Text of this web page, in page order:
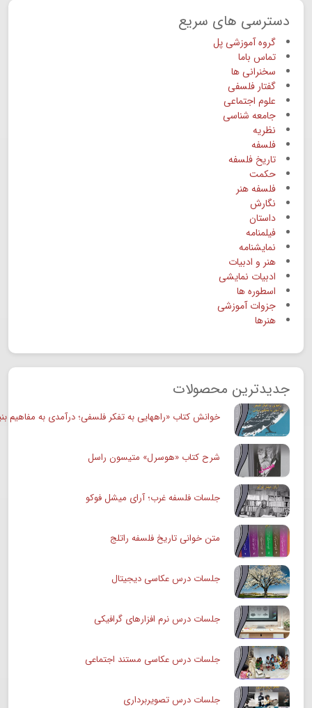
دسترسی های سریع
گروه آموزشی پل
تماس باما
سخنرانی ها
گفتار فلسفی
علوم اجتماعی
جامعه شناسی
نظریه
فلسفه
تاریخ فلسفه
حکمت
فلسفه هنر
نگارش
داستان
فیلمنامه
نمایشنامه
هنر و ادبیات
ادبیات نمایشی
اسطوره ها
جزوات آموزشی
هنرها
جدیدترین محصولات
خوانش کتاب «راههایی به تفکر فلسفی؛ درآمدی به مفاهیم
شرح کتاب «هوسرل» متیسون راسل
جلسات فلسفه غرب؛ آرای میشل فوکو
متن خوانی تاریخ فلسفه راتلج
جلسات درس عکاسی دیجیتال
جلسات درس نرم افزارهای گرافیکی
جلسات درس عکاسی مستند اجتماعی
جلسات درس تصویربرداری